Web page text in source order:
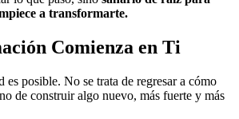
a transformarte.
Comienza en Ti
es posible. No se trata de regresar a cómo
de construir algo nuevo, más fuerte y más